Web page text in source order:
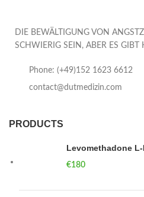
DIE BEWÄLTIGUNG VON
SCHWIERIG SEIN, ABER ES GIBT
Phone: (+49)152 1623 6612
contact@dutmedizin.com
PRODUCTS
Levomethadone
€180